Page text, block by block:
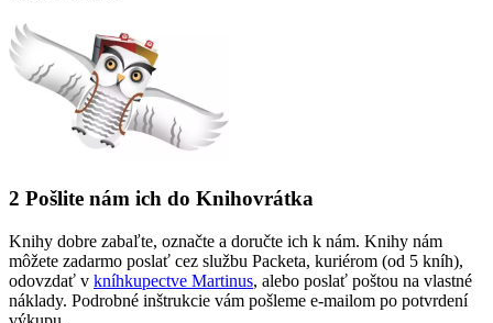
2 Pošlite nám ich do Knihovrátka
Knihy dobre zabaľte, označte a doručte ich k nám. Knihy nám
môžete zadarmo poslať cez službu Packeta, kuriérom (od 5 kníh),
odovzdať v kníhkupectve Martinus, alebo poslať poštou na vlastné
náklady. Podrobné inštrukcie vám pošleme e-mailom po potvrdení